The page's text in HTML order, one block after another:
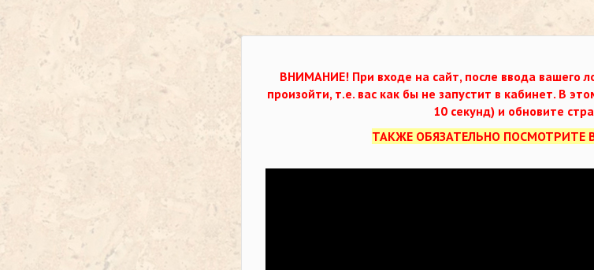
ВНИМАНИЕ! При входе на сайт, после ввода вашего
произойти, т.е. вас как бы не запустит в кабинет. В
10 секунд) и обновите
ТАКЖЕ ОБЯЗАТЕЛЬНО ПОСМОТРИТЕ